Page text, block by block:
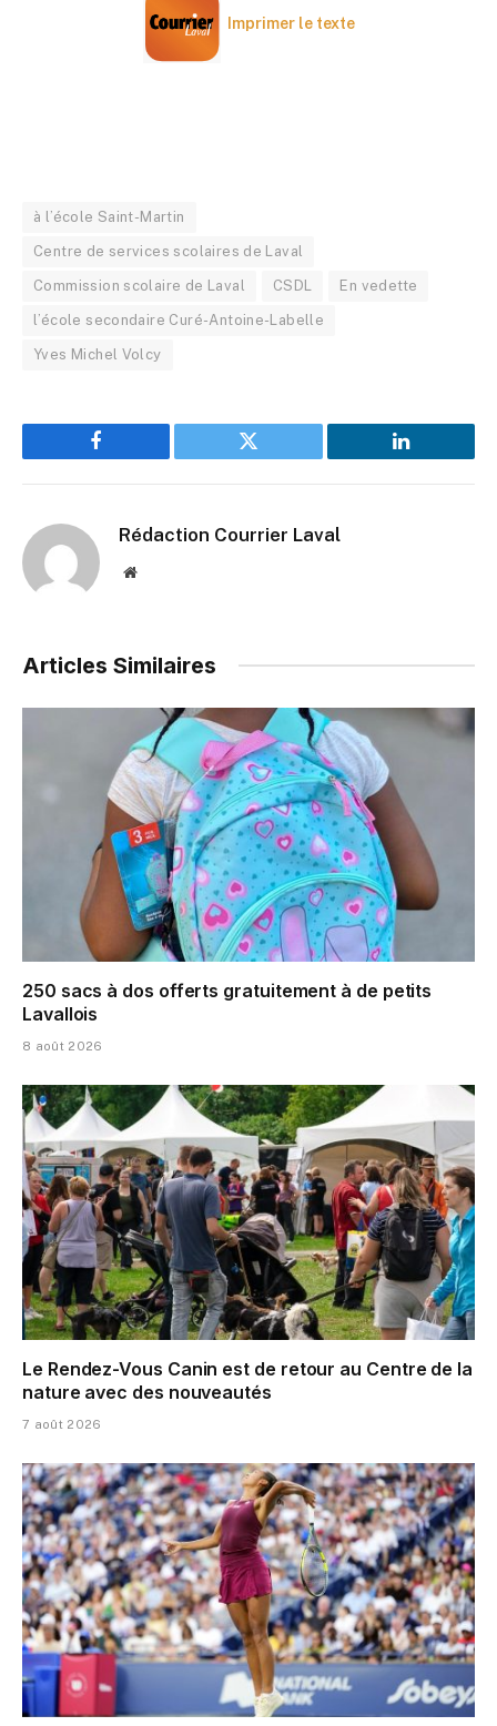
Imprimer le texte
à l’école Saint-Martin
Centre de services scolaires de Laval
Commission scolaire de Laval CSDL En vedette
l’école secondaire Curé-Antoine-Labelle
Yves Michel Volcy
Facebook Twitter LinkedIn
Rédaction Courrier Laval
Website
Articles Similaires
250 sacs à dos offerts gratuitement à de petits
Lavallois
8 août 2026
Le Rendez-Vous Canin est de retour au Centre de la
nature avec des nouveautés
7 août 2026